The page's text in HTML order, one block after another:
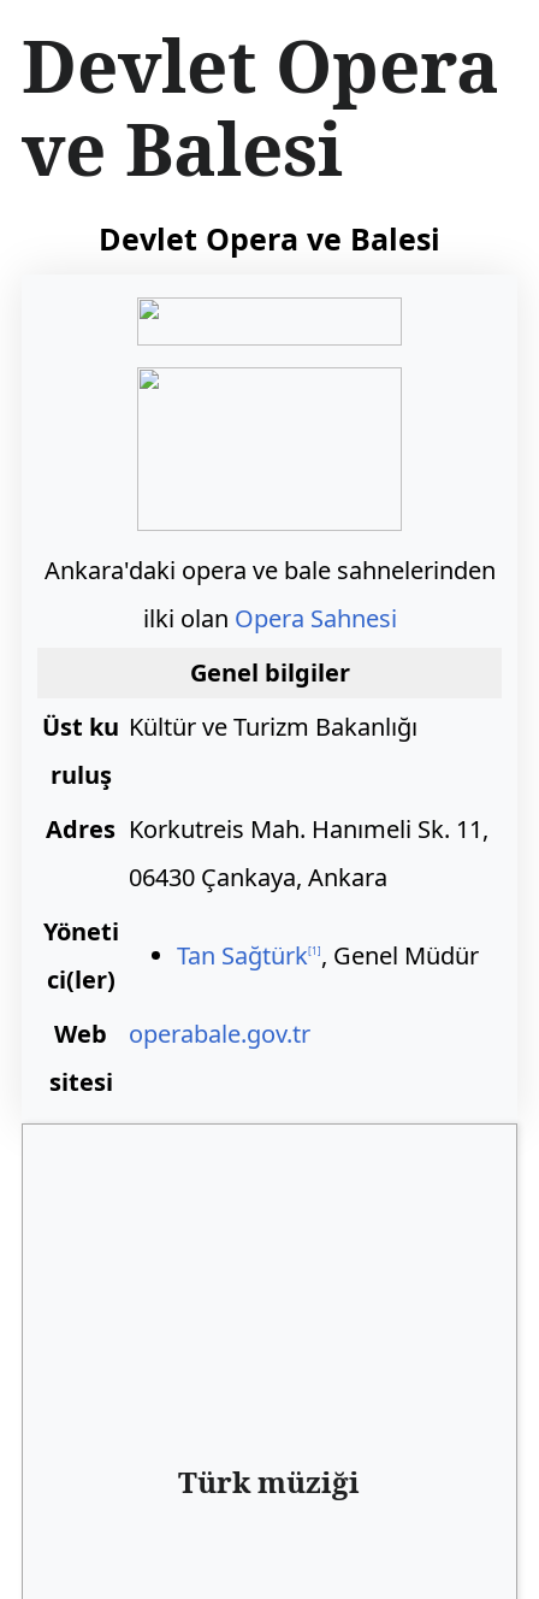
ç
r
ğ
Devlet Opera
ve Balesi
Devlet Opera ve Balesi
Ankara'daki opera ve bale sahnelerinden
ilki olan Opera Sahnesi
Genel bilgiler
Üst ku
ruluş
Kültür ve Turizm Bakanlığı
Adres Korkutreis Mah. Hanımeli Sk. 11,
06430 Çankaya, Ankara
Yöneti
ci(ler)
Tan Sağtürk[1], Genel Müdür
Web
sitesi
operabale.gov.tr
Türk müziği